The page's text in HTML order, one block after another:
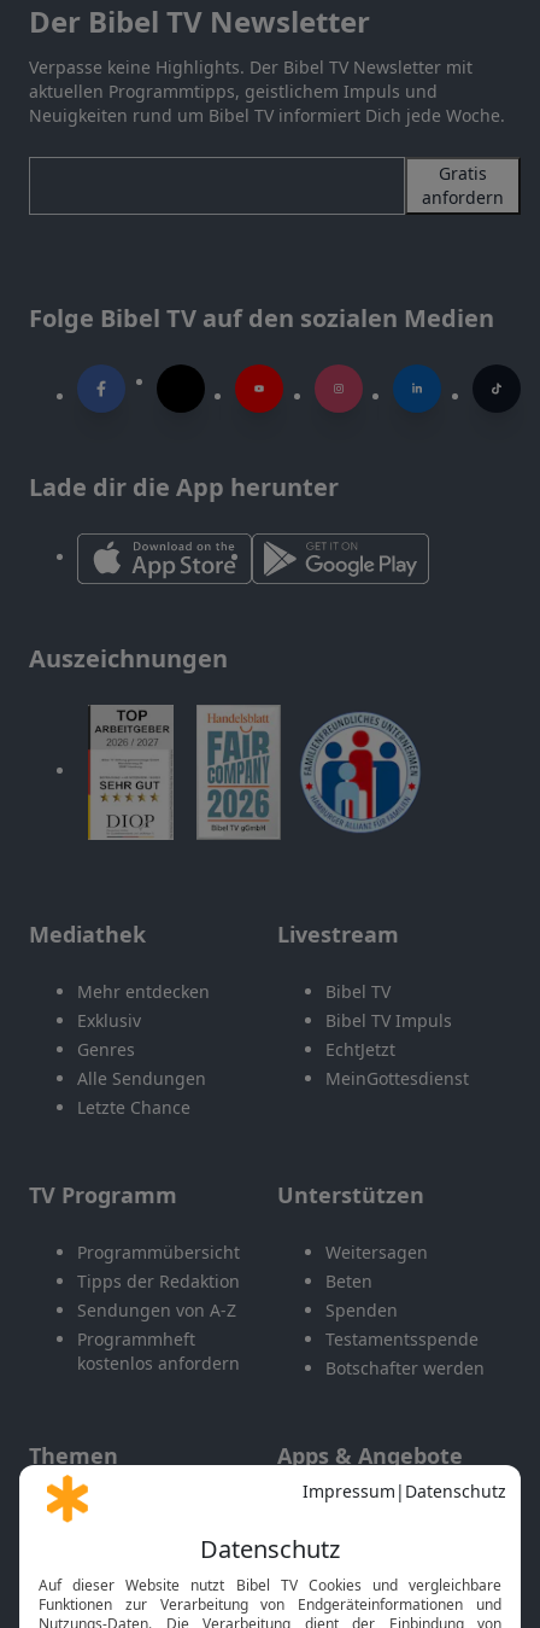
Der Bibel TV Newsletter
Verpasse keine Highlights. Der Bibel TV Newsletter mit
aktuellen Programmtipps, geistlichem Impuls und
Neuigkeiten rund um Bibel TV informiert Dich jede Woche.
Gratis
anfordern
Folge Bibel TV auf den sozialen Medien
Lade dir die App herunter
Auszeichnungen
Mediathek
Mehr entdecken
Exklusiv
Genres
Alle Sendungen
Letzte Chance
Livestream
Bibel TV
Bibel TV Impuls
EchtJetzt
MeinGottesdienst
TV Programm
Programmübersicht
Tipps der Redaktion
Sendungen von A-Z
Programmheft
kostenlos anfordern
Unterstützen
Weitersagen
Beten
Spenden
Testamentsspende
Botschafter werden
Themen
Gott und Bibel erklärt
Neuigkeiten
Apps & Angebote
Mobile App
Smart TV